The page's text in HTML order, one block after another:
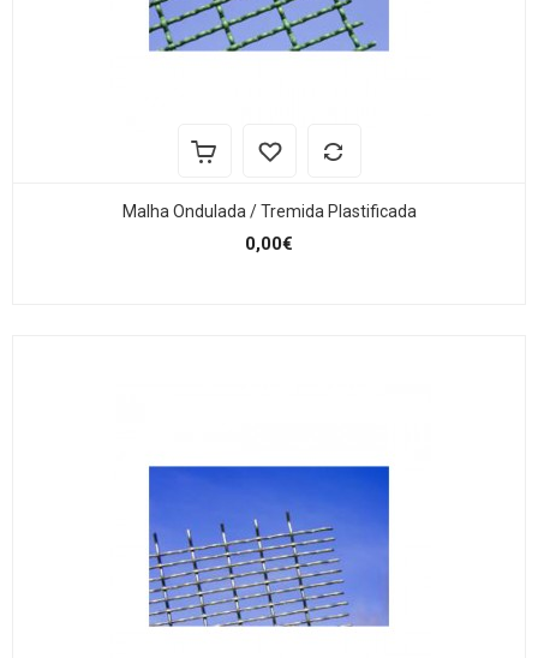
Malha Ondulada / Tremida Plastificada
0,00€